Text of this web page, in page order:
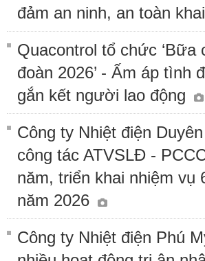
đảm an ninh, an toàn
Quacontrol tổ chức ‘Bữa
đoàn 2026’ - Ấm áp tình
gắn kết người lao động
Công ty Nhiệt điện
công tác ATVSLĐ -
năm, triển khai nhiệm vụ
năm 2026
Công ty Nhiệt điện Phú